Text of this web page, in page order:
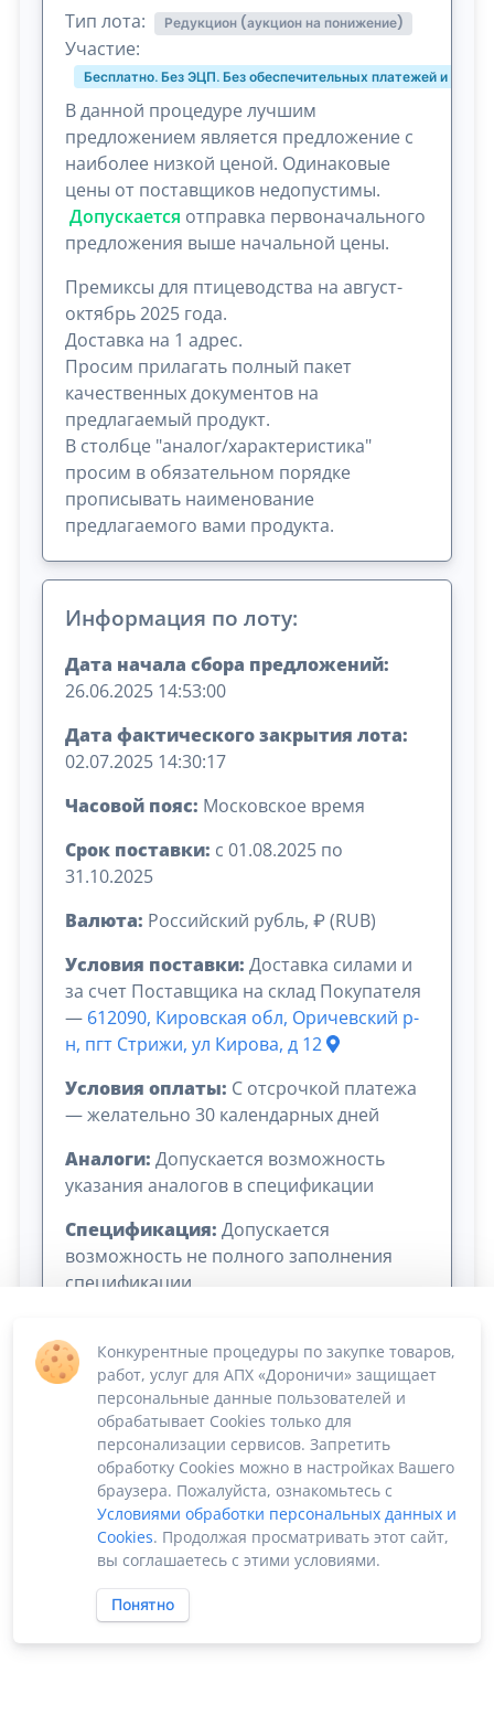
Тип лота: Редукцион (аукцион на понижение)
Участие:
Бесплатно. Без ЭЦП. Без обеспечительных платежей и
В данной процедуре лучшим
предложением является предложение с
наиболее низкой ценой. Одинаковые
цены от поставщиков недопустимы.
Допускается отправка первоначального
предложения выше начальной цены.
Премиксы для птицеводства на август-
октябрь 2025 года.
Доставка на 1 адрес.
Просим прилагать полный пакет
качественных документов на
предлагаемый продукт.
В столбце "аналог/характеристика"
просим в обязательном порядке
прописывать наименование
предлагаемого вами продукта.
Информация по лоту:
Дата начала сбора предложений:
26.06.2025 14:53:00
Дата фактического закрытия лота:
02.07.2025 14:30:17
Часовой пояс: Московское время
Срок поставки: с 01.08.2025 по
31.10.2025
Валюта: Российский рубль, ₽ (RUB)
Условия поставки: Доставка силами и
за счет Поставщика на склад Покупателя
— 612090, Кировская обл, Оричевский р-
н, пгт Стрижи, ул Кирова, д 12
Условия оплаты: C отсрочкой платежа
— желательно 30 календарных дней
Аналоги: Допускается возможность
указания аналогов в спецификации
Спецификация: Допускается
возможность не полного заполнения
спецификации
Сумма лота: 133 000 000,00 ₽
Конкурентные процедуры по закупке товаров,
работ, услуг для АПХ «Дороничи» защищает
персональные данные пользователей и
обрабатывает Cookies только для
персонализации сервисов. Запретить
обработку Cookies можно в настройках Вашего
браузера. Пожалуйста, ознакомьтесь с
Условиями обработки персональных данных и
Cookies. Продолжая просматривать этот сайт,
вы соглашаетесь с этими условиями.
Понятно